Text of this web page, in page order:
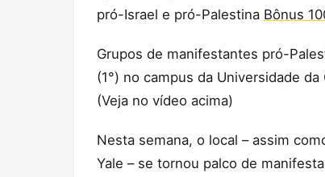
pró-Israel e pró-Palestina Bônus
Grupos de manifestantes pró-
(1°) no campus da Universidade
(Veja no vídeo acima)
Nesta semana, o local – assim
Yale – se tornou palco de